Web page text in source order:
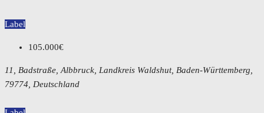
Label
105.000€
11, Badstraße, Albbruck, Landkreis Waldshut, Baden-Württemberg,
79774, Deutschland